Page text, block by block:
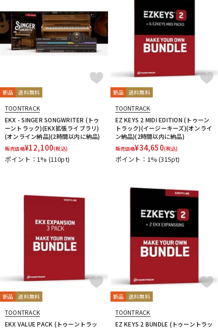
新品 送料無料
TOONTRACK
EKX - SINGER SONGWRITER (トゥ
ーントラック)(EKX拡張ライブラリ)
(オンライン納品)(2時間以内に納品)
販売価格¥12,100(税込)
ポイント：1% (110pt)
新品 送料無料
TOONTRACK
EZ KEYS 2 MIDI EDITION (トゥーン
トラック)(イージーキーズ)(オンライ
ン納品)(2時間以内に納品)
販売価格¥34,650(税込)
ポイント：1%(315pt)
新品 送料無料
TOONTRACK
EKX VALUE PACK (トゥーントラッ
新品 送料無料
TOONTRACK
EZ KEYS 2 BUNDLE (トゥーントラッ